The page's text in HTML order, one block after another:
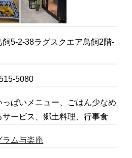
飼5-2-38ラグスクエア鳥飼2階-
5080
っぱいメニュー、ごはん少なめ
ービス、郷土料理、行事食
ラム与楽庵